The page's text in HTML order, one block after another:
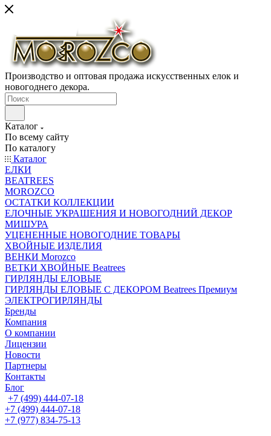
Производство и оптовая продажа искусственных елок и
новогоднего декора.
Каталог
По всему сайту
По каталогу
Каталог
ЕЛКИ
BEATREES
MOROZCO
ОСТАТКИ КОЛЛЕКЦИИ
ЕЛОЧНЫЕ УКРАШЕНИЯ И НОВОГОДНИЙ ДЕКОР
МИШУРА
УЦЕНЕННЫЕ НОВОГОДНИЕ ТОВАРЫ
ХВОЙНЫЕ ИЗДЕЛИЯ
ВЕНКИ Morozco
ВЕТКИ ХВОЙНЫЕ Beatrees
ГИРЛЯНДЫ ЕЛОВЫЕ
ГИРЛЯНДЫ ЕЛОВЫЕ С ДЕКОРОМ Beatrees Премиум
ЭЛЕКТРОГИРЛЯНДЫ
Бренды
Компания
О компании
Лицензии
Новости
Партнеры
Контакты
Блог
+7 (499) 444-07-18
+7 (499) 444-07-18
+7 (977) 834-75-13